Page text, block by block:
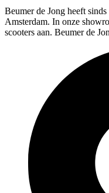
Beumer de Jong heeft
Amsterdam. In onze
scooters aan. Beumer de